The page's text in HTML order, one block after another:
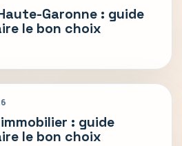
Garonne : guide
le bon choix
: guide
le bon choix